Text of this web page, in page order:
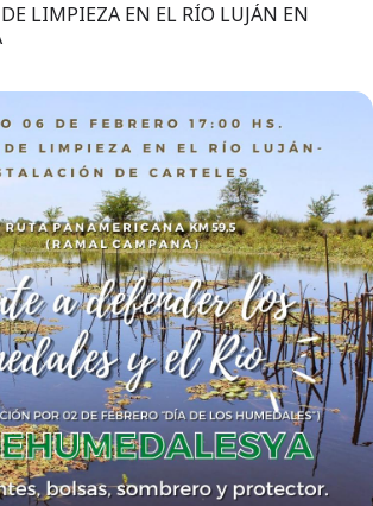
LIMPIEZA EN EL RÍO LUJÁN EN